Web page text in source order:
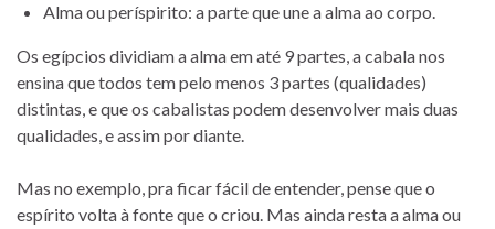
Alma ou períspirito: a parte que une a alma ao corpo.
Os egípcios dividiam a alma em até 9 partes, a cabala nos
ensina que todos tem pelo menos 3 partes (qualidades)
distintas, e que os cabalistas podem desenvolver mais duas
qualidades, e assim por diante.
Mas no exemplo, pra ficar fácil de entender, pense que o
espírito volta à fonte que o criou. Mas ainda resta a alma ou